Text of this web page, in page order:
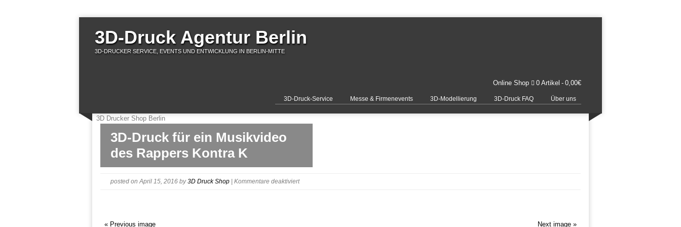
3D-Druck Agentur Berlin
3D-DRUCKER SERVICE, EVENTS UND ENTWICKLUNG IN BERLIN-MITTE
Online Shop 0 Artikel 0,00€
3D-Druck-Service Messe & Firmenevents 3D-Modellierung 3D-Druck FAQ Über uns
3D Drucker Shop Berlin
3D-Druck für ein Musikvideo
des Rappers Kontra K
posted on April 15, 2016 by3D Druck Shop Kommentare deaktiviertfür
Next image »
« Previous image